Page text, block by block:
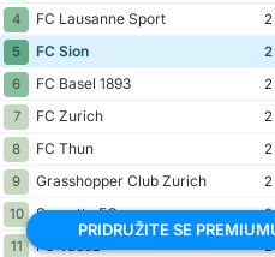
4
FC Lausanne Sport 2
5
FC Sion 2
6
FC Basel 1893 2
7
FC Zurich 2
8
FC Thun 2
9
Grasshopper Club Zurich 2
10 Servette FC 2
11
FC Vaduz 2
PRIDRUŽITE SE